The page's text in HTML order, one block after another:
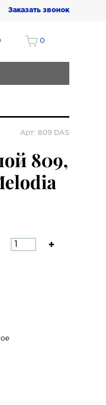
Заказать звонок
0
Арт: 809 DAS
809,